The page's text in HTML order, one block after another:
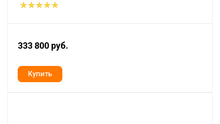
333 800 руб.